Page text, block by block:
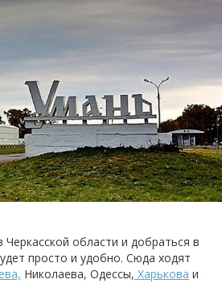
области и добраться в
просто и удобно. Сюда ходят
Николаева, Одессы, Харькова и